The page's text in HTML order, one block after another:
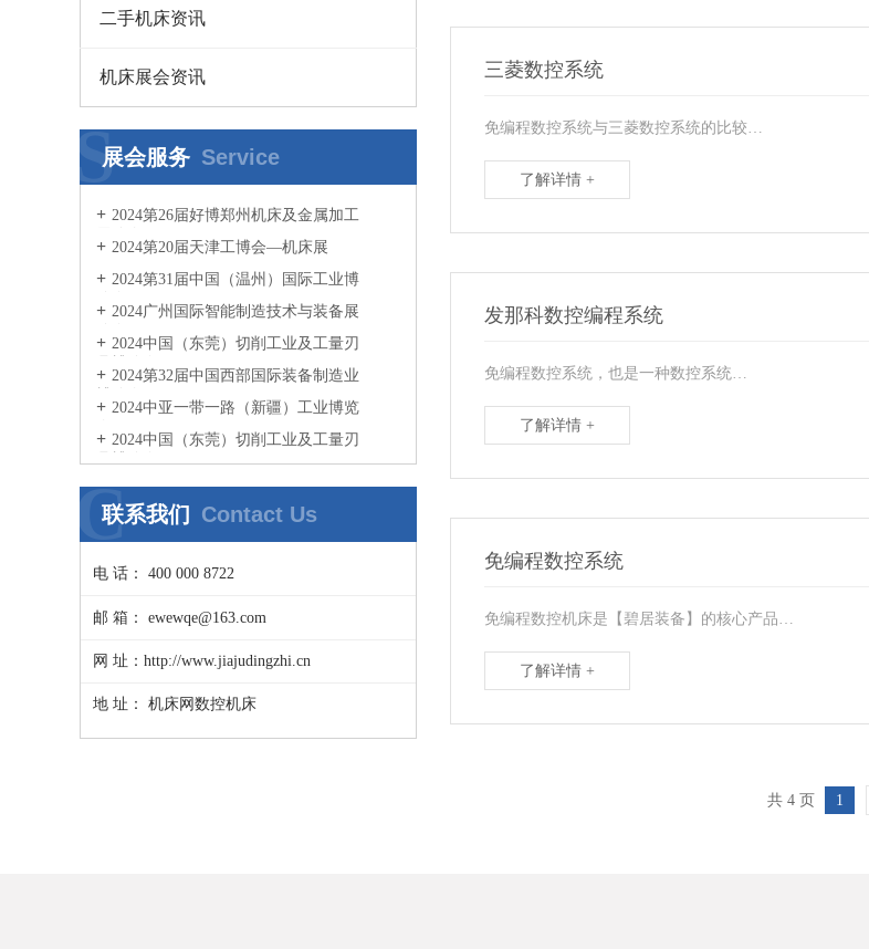
二手机床资讯
机床展会资讯
展会服务 Service
S
2024第26届好博郑州机床及金属加工
2024第20届天津工博会—机床展
2024第31届中国（温州）国际工业博
2024广州国际智能制造技术与装备展
2024中国（东莞）切削工业及工量刃
具博览会
2024第32届中国西部国际装备制造业
2024中亚一带一路（新疆）工业博览
2024中国（东莞）切削工业及工量刃
具博览会
联系我们 Contact Us
C
电 话： 400 000 8722
邮 箱： ewewqe@163.com
网 址：http://www.jiajudingzhi.cn
地 址： 机床网数控机床
三菱数控系统
免编程数控系统与三菱数控系统的比较…
了解详情 +
发那科数控编程系统
免编程数控系统，也是一种数控系统…
了解详情 +
免编程数控系统
免编程数控机床是【碧居装备】的核心产品…
了解详情 +
共 4 页 1